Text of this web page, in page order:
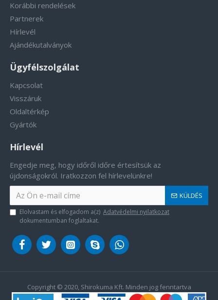
Korábbi rendelések
Partnerek
Hírlevél
Ajándékutalványok
Ügyfélszolgálat
Kapcsolat
Visszáruk
Oldaltérkép
Gyártók
Hírlevél
Engedje meg, hogy időről időre értesítsük az
újdonságokról. Iratkozzon fel hírlevelünkre!
KÜLDÉS
Elolvastam és elfogadom a(z) Adatvédelmi nyilatkozat
dokumentumban foglaltakat.
Copyright © 2020, Shirokuma Kft. Minden jog fenntartva